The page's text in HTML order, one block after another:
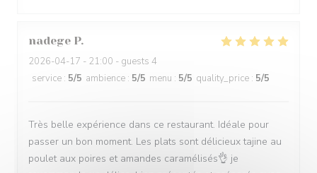
nadege P
2026-04-17 - 21:00 - guests 4
service : 5/5 ambience : 5/5 menu : 5/5 quality_price : 5/5
Très belle expérience dans ce restaurant. Idéale pour
passer un bon moment. Les plats sont délicieux tajine au
poulet aux poires et amandes caramélisés👌 je